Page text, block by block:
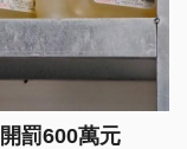
罰600萬元